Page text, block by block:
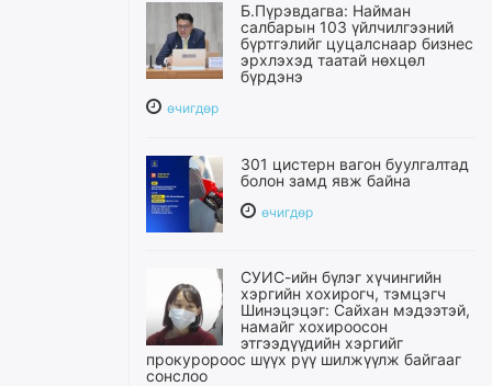
Б.Пүрэвдагва: Найман
салбарын 103 үйлчилгээний
бүртгэлийг цуцалснаар бизнес
эрхлэхэд таатай нөхцөл
бүрдэнэ
өчигдѳр
301 цистерн вагон буулгалтад
болон замд явж байна
өчигдѳр
СУИС-ийн бүлэг хүчингийн
хэргийн хохирогч, тэмцэгч
Шинэцэцэг: Сайхан мэдээтэй,
намайг хохироосон
этгээдүүдийн хэргийг
прокуророос шүүх рүү шилжүүлж байгааг
сонслоо